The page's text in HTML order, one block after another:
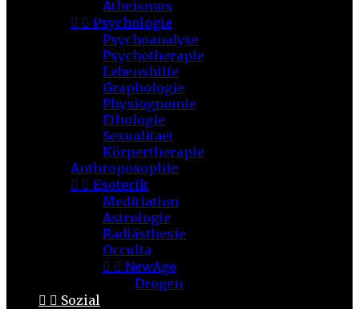
Atheismus
  Psychologie
Psychoanalyse
Psychotherapie
Lebenshilfe
Graphologie
Physiognomie
Ethologie
Sexualitaet
Körpertherapie
Anthroposophie
  Esoterik
Meditiation
Astrologie
Radiästhesie
Occulta
  NewAge
Drogen
  Sozial